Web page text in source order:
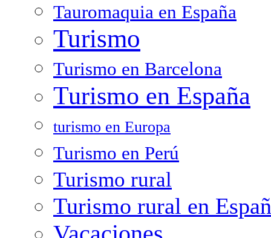
Tauromaquia en España
Turismo
Turismo en Barcelona
Turismo en España
turismo en Europa
Turismo en Perú
Turismo rural
Turismo rural en